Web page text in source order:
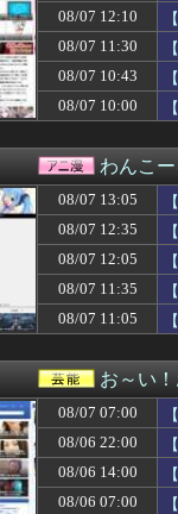
【悲報】Z世代
【雑学】飛行
友達「泊めて
【画像】小倉
中国とロシア
【悲報】フェ
【名探偵プリ
受験のプレッ
時々大金をか
【もう滅茶苦
妻はわかりや
【画像】
【悲報】イオ
【FGO】バッ
韓国人「北米
【画像あり】
インフルエン
【画像】モー
FC2ハメ撮り
【ｼｺ画像】ド
【カーレンジ
【悲報】新た
08/07 12:10
08/07 11:30
08/07 10:43
08/07 10:00
わんこー
08/07 13:05
08/07 12:35
08/07 12:05
08/07 11:35
08/07 11:05
お～い
08/07 07:00
08/06 22:00
08/06 14:00
08/06 07:00